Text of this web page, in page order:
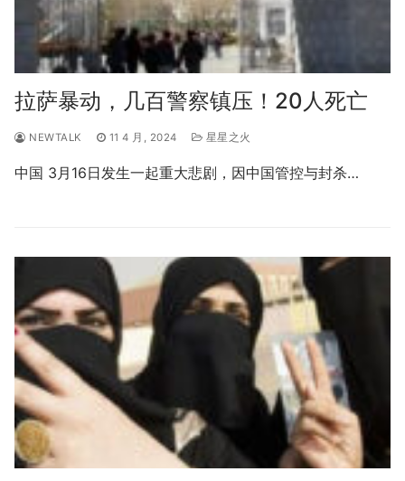
拉萨暴动，几百警察镇压！20人死亡
NEWTALK 11 4 月, 2024 星星之火
中国 3月16日发生一起重大悲剧，因中国管控与封杀…